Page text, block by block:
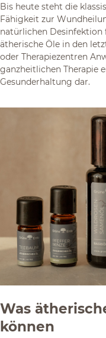
Bis heute steht die
Fähigkeit zur
natürlichen Desinfektion
ätherische Öle in den
oder Therapiezentren
ganzheitlichen Therapie
Gesunderhaltung dar.
Was
können